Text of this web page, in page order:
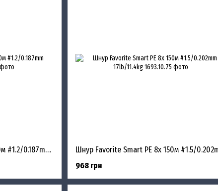
Шнур Favorite Smart PE 8x 150м #1.2/0.187mm 15lb/9.5kg
968 грн